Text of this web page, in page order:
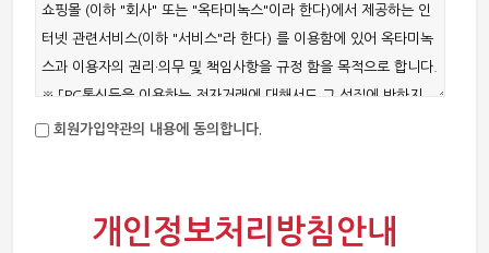
회원가입약관의 내용에 동의합니다.
개인정보처리방침안내